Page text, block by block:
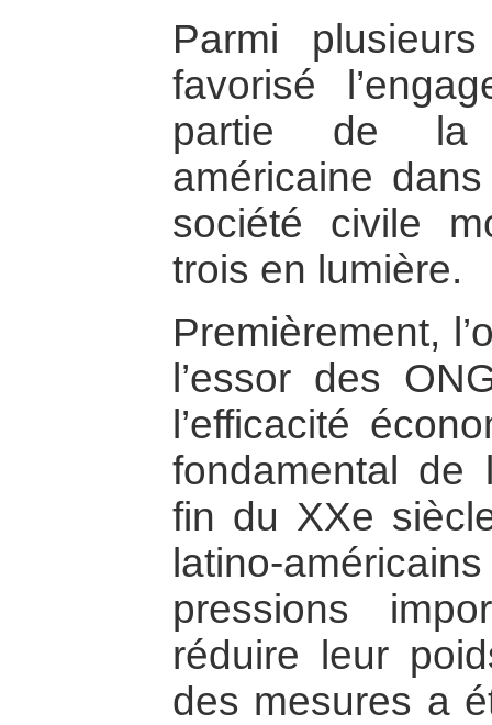
Parmi
favorisé
partie de la
américaine
société civile
trois en lumière.
Premièrement,
l’essor des
l’efficacité
fondamental de
fin du XXe
latino-
pressions
réduire leur
des mesures a